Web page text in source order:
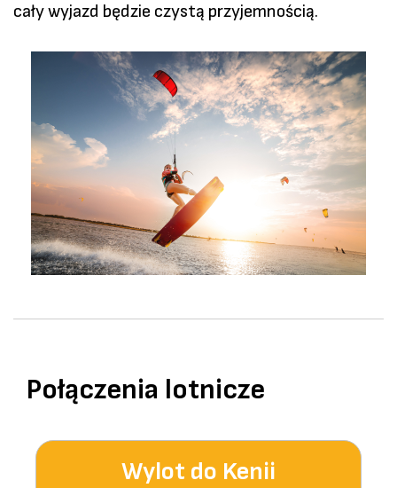
cały wyjazd będzie czystą przyjemnością.
Połączenia lotnicze
Wylot do Kenii